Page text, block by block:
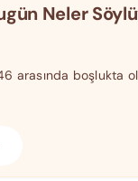
Neler
arasında boşlukta